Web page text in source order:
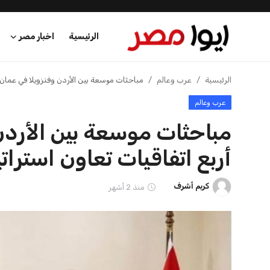
الرئيسية
اخبار مصر
عرب وعالم
اخبار الرياضة
زيلينسكي يتخذ قرارًا جريئًا بإقالة قائد
الجيش الأوكراني
كريم أشرف 22 يوليو 2026
وزير الدفاع
تكلفة حرب
كريم أشرف 21 يوليو 2026